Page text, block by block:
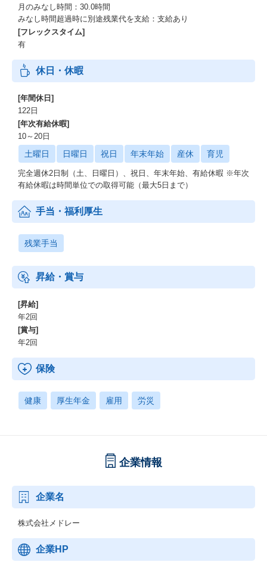
月のみなし時間：30.0時間
みなし時間超過時に別途残業代を支給：支給あり
[フレックスタイム]
有
休日・休暇
[年間休日]
122日
[年次有給休暇]
10～20日
土曜日 日曜日 祝日 年末年始 産休 育児
完全週休2日制（土、日曜日）、祝日、年末年始、有給休暇 ※年次
有給休暇は時間単位での取得可能（最大5日まで）
手当・福利厚生
残業手当
昇給・賞与
[昇給]
年2回
[賞与]
年2回
保険
健康 厚生年金 雇用 労災
企業情報
企業名
株式会社メドレー
企業HP